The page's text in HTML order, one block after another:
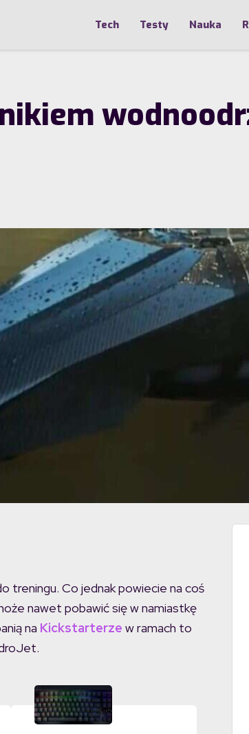
Tech Testy Nauka
treningu. Co jednak powiecie na coś
nawet pobawić się w namiastkę
na Kickstarterze w ramach to